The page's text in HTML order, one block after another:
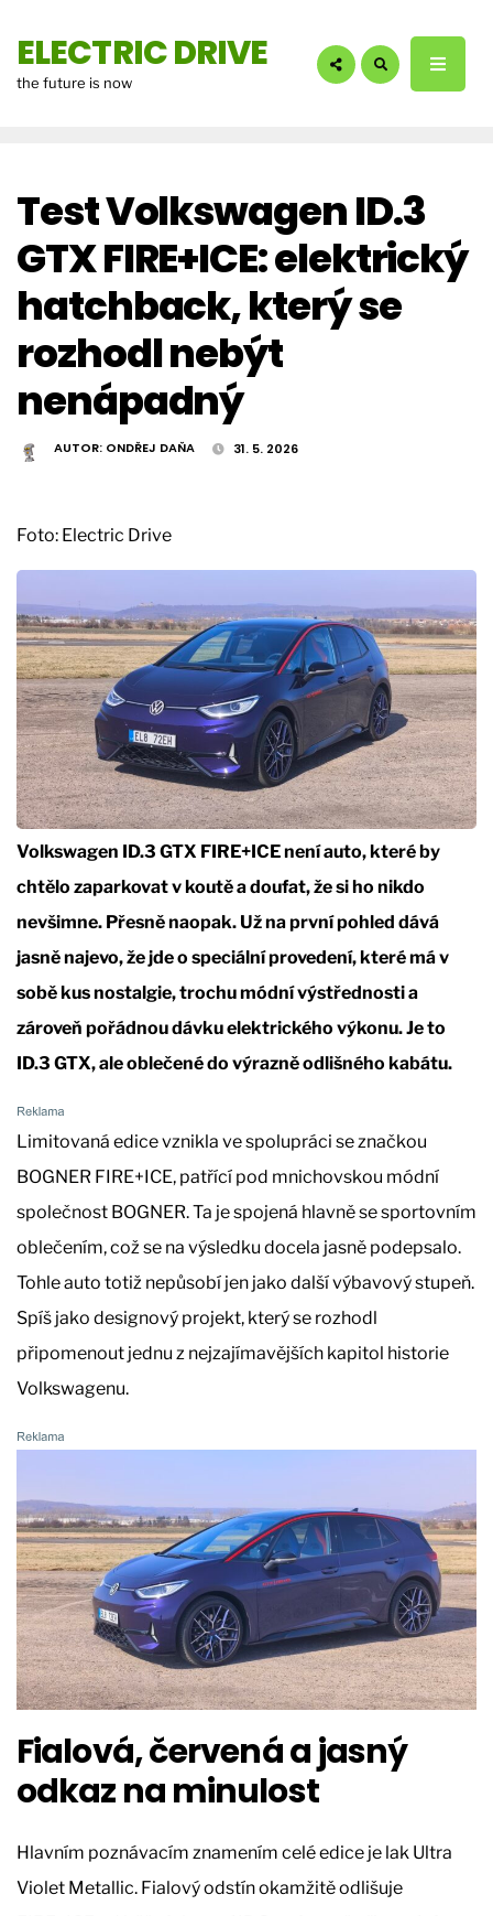
ELECTRIC DRIVE
the future is now
Test Volkswagen ID.3
GTX FIRE+ICE: elektrický
hatchback, který se
rozhodl nebýt
nenápadný
AUTOR: ONDŘEJ DAŇA 31. 5. 2026
Foto: Electric Drive
Volkswagen ID.3 GTX FIRE+ICE není auto, které by
chtělo zaparkovat v koutě a doufat, že si ho nikdo
nevšimne. Přesně naopak. Už na první pohled dává
jasně najevo, že jde o speciální provedení, které má v
sobě kus nostalgie, trochu módní výstřednosti a
zároveň pořádnou dávku elektrického výkonu. Je to
ID.3 GTX, ale oblečené do výrazně odlišného kabátu.
Limitovaná edice vznikla ve spolupráci se značkou
BOGNER FIRE+ICE, patřící pod mnichovskou módní
společnost BOGNER. Ta je spojená hlavně se sportovním
oblečením, což se na výsledku docela jasně podepsalo.
Tohle auto totiž nepůsobí jen jako další výbavový stupeň.
Spíš jako designový projekt, který se rozhodl
připomenout jednu z nejzajímavějších kapitol historie
Volkswagenu.
Fialová, červená a jasný
odkaz na minulost
Hlavním poznávacím znamením celé edice je lak Ultra
Violet Metallic. Fialový odstín okamžitě odlišuje